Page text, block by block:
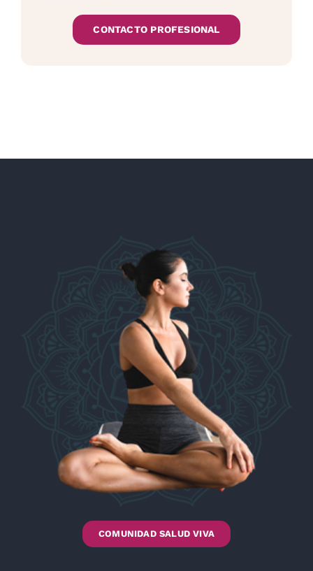
CONTACTO PROFESIONAL
COMUNIDAD SALUD VIVA